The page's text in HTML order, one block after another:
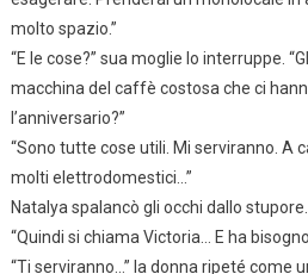
molto spazio.”
“E le cose?” sua moglie lo interruppe.
macchina del caffè costosa che ci
l’anniversario?”
“Sono tutte cose utili. Mi serviranno. A
molti elettrodomestici…”
Natalya spalancò gli occhi dallo stupore.
“Quindi si chiama Victoria… E ha
“Ti serviranno…” la donna ripeté come